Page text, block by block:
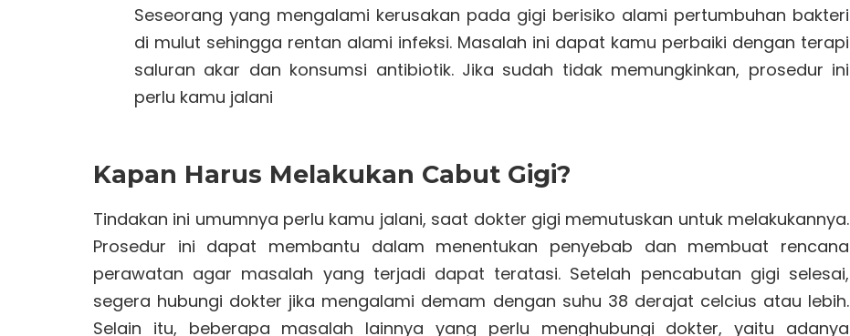
Seseorang yang mengalami kerusakan pada gigi berisiko alami pertumbuhan bakteri
di mulut sehingga rentan alami infeksi. Masalah ini dapat kamu perbaiki dengan terapi
saluran akar dan konsumsi antibiotik. Jika sudah tidak memungkinkan, prosedur ini
perlu kamu jalani
Kapan Harus Melakukan Cabut Gigi?
Tindakan ini umumnya perlu kamu jalani, saat dokter gigi memutuskan untuk melakukannya.
Prosedur ini dapat membantu dalam menentukan penyebab dan membuat rencana
perawatan agar masalah yang terjadi dapat teratasi. Setelah pencabutan gigi selesai,
segera hubungi dokter jika mengalami demam dengan suhu 38 derajat celcius atau lebih.
Selain itu, beberapa masalah lainnya yang perlu menghubungi dokter, yaitu adanya